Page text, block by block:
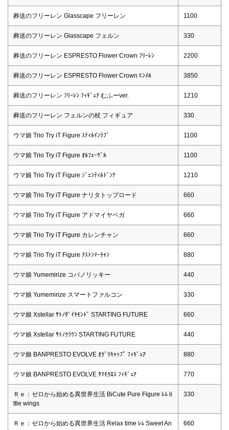
葬送のフリーレン Glasscape フリーレン 1100
葬送のフリーレン Glasscape フェルン 330
葬送のフリーレン ESPRESTO Flower Crown ﾌﾘｰﾚﾝ 2200
葬送のフリーレン ESPRESTO Flower Crown ﾋﾝﾒﾙ 3850
葬送のフリーレン ﾌﾘｰﾚﾝ ﾌｨｷﾞｭｱ むふーver. 1210
葬送のフリーレン フェルンの杖 フィギュア 330
ウマ娘 Trio Try iT Figure ｽﾃｨﾙｲﾝﾗﾌﾞ 1100
ウマ娘 Trio Try iT Figure ｵﾙﾌｪｰｳﾞﾙ 1100
ウマ娘 Trio Try iT Figure ｼﾞｪﾝﾃｨﾙﾄﾞﾝﾅ 1210
ウマ娘 Trio Try iT Figure ナリタトップロード 660
ウマ娘 Trio Try iT Figure アドマイヤベガ 660
ウマ娘 Trio Try iT Figure カレンチャン 660
ウマ娘 Trio Try iT Figure ｱｽﾄﾝﾏｰﾁｬﾝ 880
ウマ娘 Yumemirize コパノリッキー 440
ウマ娘 Yumemirize スマートファルコン 330
ウマ娘 Xstellar ｻﾄﾉﾀﾞｲﾔﾓﾝﾄﾞ STARTING FUTURE 660
ウマ娘 Xstellar ｻﾄﾉｸﾗｳﾝ STARTING FUTURE 440
ウマ娘 BANPRESTO EVOLVE ｵｸﾞﾘｷｬｯﾌﾟ ﾌｨｷﾞｭｱ 880
ウマ娘 BANPRESTO EVOLVE ﾀﾏﾓｸﾛｽ ﾌｨｷﾞｭｱ 770
Ｒｅ：ゼロから始める異世界生活 BiCute Pure Figure ﾚﾑ li
ttle wings
330
Ｒｅ：ゼロから始める異世界生活 Relax time ﾚﾑ Sweet An
660